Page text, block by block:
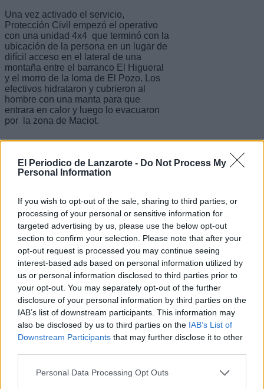
El Periodico de Lanzarote - Do Not Process My
Personal Information
If you wish to opt-out of the sale, sharing to third parties, or
processing of your personal or sensitive information for
targeted advertising by us, please use the below opt-out
section to confirm your selection. Please note that after your
opt-out request is processed you may continue seeing
interest-based ads based on personal information utilized by
us or personal information disclosed to third parties prior to
your opt-out. You may separately opt-out of the further
disclosure of your personal information by third parties on the
IAB’s list of downstream participants. This information may
also be disclosed by us to third parties on the IAB’s List of
Downstream Participants that may further disclose it to other
Personal Data Processing Opt Outs
Una vez activado el servicio,
Protección Civil empezó el operativo
con una unidad 4x4 que terminó con la
ubicación de la persona en un lugar de
difícil acceso en el lateral de una
montaña entre el barranco El Higueral
y el morro de la loma de El Pozo. Los
efectivos hidrataron y cubrieron al
hombre con una manta para que
entrara en calor y luego lo evacuaron
por la zona de Maciot.
Escribir un comentario
Nombre
Refescar
Enviar
PUBLICIDAD